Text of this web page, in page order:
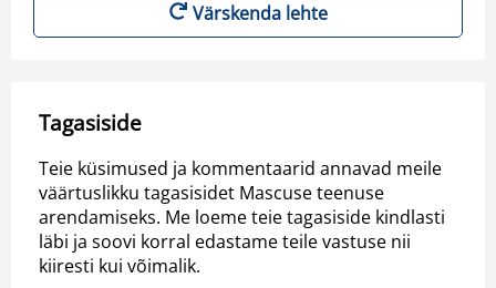
Värskenda lehte
Tagasiside
Teie küsimused ja kommentaarid annavad meile
väärtuslikku tagasisidet Mascuse teenuse
arendamiseks. Me loeme teie tagasiside kindlasti
läbi ja soovi korral edastame teile vastuse nii
kiiresti kui võimalik.